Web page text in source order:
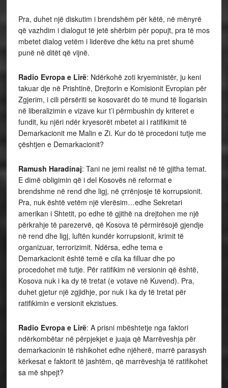
Pra, duhet një diskutim i brendshëm për këtë, në mënyrë
që vazhdim i dialogut të jetë shërbim për popujt, pra të mos
mbetet dialog vetëm i liderëve dhe këtu na pret shumë
punë në ditët që vijnë.
Radio Evropa e Lirë: Ndërkohë zoti kryeministër, ju keni
takuar dje në Prishtinë, Drejtorin e Komisionit Evropian për
Zgjerim, i cili përsëriti se kosovarët do të mund të llogarisin
në liberalizimin e vizave kur t’i përmbushin dy kriteret e
fundit, ku njëri ndër kryesorët mbetet ai i ratifikimit të
Demarkacionit me Malin e Zi. Kur do të procedoni tutje me
çështjen e Demarkacionit?
Ramush Haradinaj: Tani ne jemi realist në të gjitha temat.
E dimë obligimin që i del Kosovës në reformat e
brendshme në rend dhe ligj, në çrrënjosje të korrupsionit.
Pra, nuk është vetëm një vlerësim…edhe Sekretari
amerikan i Shtetit, po edhe të gjithë na drejtohen me një
përkrahje të parezervë, që Kosova të përmirësojë gjendje
në rend dhe ligj, luftën kundër korrupsionit, krimit të
organizuar, terrorizimit. Ndërsa, edhe tema e
Demarkacionit është temë e cila ka filluar dhe po
procedohet më tutje. Për ratifikim në versionin që është,
Kosova nuk i ka dy të tretat (e votave në Kuvend). Pra,
duhet gjetur një zgjidhje, por nuk i ka dy të tretat për
ratifikimin e versionit ekzistues.
Radio Evropa e Lirë: A prisni mbështetje nga faktori
ndërkombëtar në përpjekjet e juaja që Marrëveshja për
demarkacionin të rishikohet edhe njëherë, marrë parasysh
kërkesat e faktorit të jashtëm, që marrëveshja të ratifikohet
sa më shpejt?